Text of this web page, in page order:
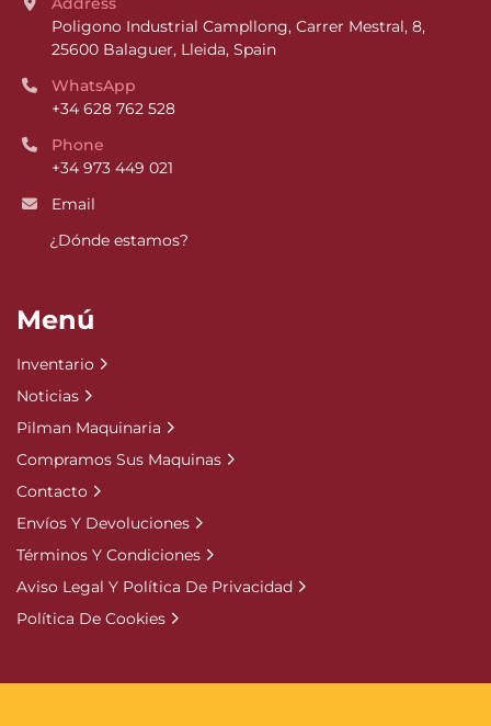
Poligono Industrial Campllong, Carrer Mestral, 8,
25600 Balaguer, Lleida, Spain
WhatsApp
+34 628 762 528
Phone
+34 973 449 021
Email
¿Dónde estamos?
Menú
Inventario
Noticias
Pilman Maquinaria
Compramos Sus Maquinas
Contacto
Envíos Y Devoluciones
Términos Y Condiciones
Aviso Legal Y Política De Privacidad
Política De Cookies